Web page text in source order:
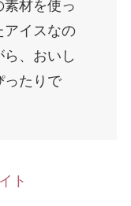
材を使っ
アイスなの
、おいし
ったりで
ト